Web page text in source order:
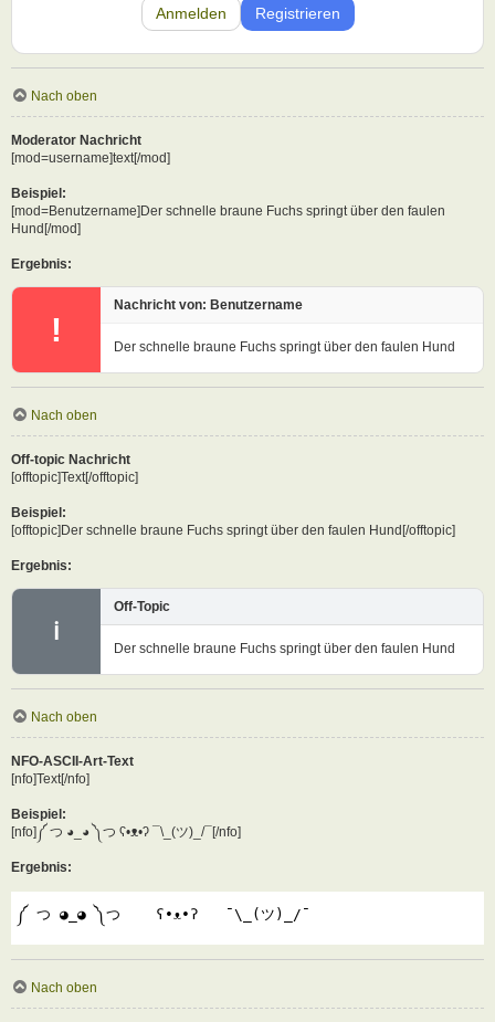
Anmelden Registrieren
Nach oben
Moderator Nachricht
[mod=username]text[/mod]
Beispiel:
[mod=Benutzername]Der schnelle braune Fuchs springt über den faulen
Hund[/mod]
Ergebnis:
!
Nachricht von: Benutzername
Der schnelle braune Fuchs springt über den faulen Hund
Nach oben
Off-topic Nachricht
[offtopic]Text[/offtopic]
Beispiel:
[offtopic]Der schnelle braune Fuchs springt über den faulen Hund[/offtopic]
Ergebnis:
ℹ
Off-Topic
Der schnelle braune Fuchs springt über den faulen Hund
Nach oben
NFO-ASCII-Art-Text
[nfo]Text[/nfo]
Beispiel:
[nfo]༼ つ ◕_◕ ༽つ ʕ•ᴥ•ʔ ¯\_(ツ)_/¯[/nfo]
Ergebnis:
༼ つ ◕_◕ ༽つ    ʕ•ᴥ•ʔ   ¯\_(ツ)_/¯
Nach oben